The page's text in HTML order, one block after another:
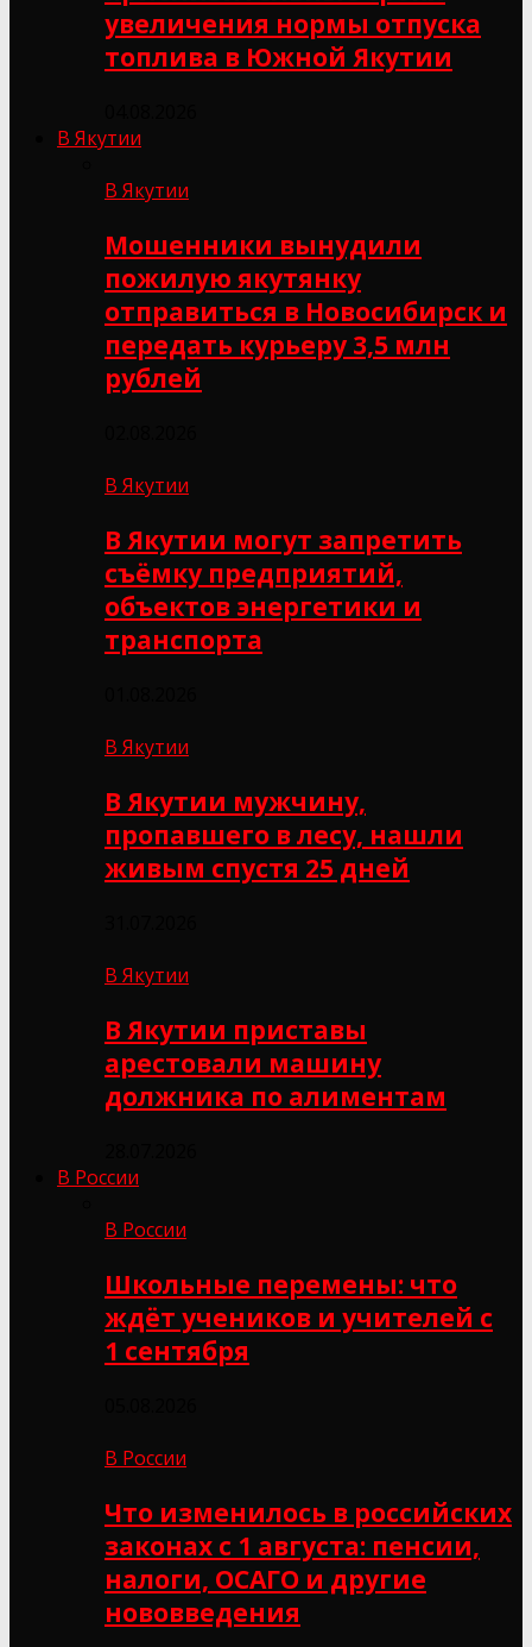
увеличения нормы отпуска
топлива в Южной Якутии
В Якутии
В Якутии
Мошенники вынудили
пожилую якутянку
отправиться в Новосибирск и
передать курьеру 3,5 млн
рублей
В Якутии
В Якутии могут запретить
съёмку предприятий,
объектов энергетики и
транспорта
В Якутии
В Якутии мужчину,
пропавшего в лесу, нашли
живым спустя 25 дней
В Якутии
В Якутии приставы
арестовали машину
должника по алиментам
В России
В России
Школьные перемены: что
ждёт учеников и учителей с
1 сентября
В России
Что изменилось в российских
законах с 1 августа: пенсии,
налоги, ОСАГО и другие
нововведения